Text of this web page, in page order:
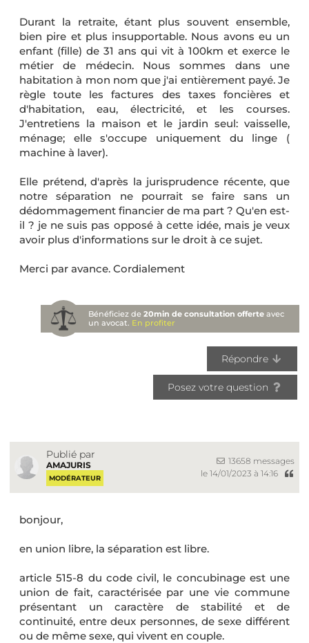
Durant la retraite, étant plus souvent ensemble,
bien pire et plus insupportable. Nous avons eu un
enfant (fille) de 31 ans qui vit à 100km et exerce le
métier de médecin. Nous sommes dans une
habitation à mon nom que j'ai entièrement payé. Je
règle toute les factures des taxes foncières et
d'habitation, eau, électricité, et les courses.
J'entretiens la maison et le jardin seul: vaisselle,
ménage; elle s'occupe uniquement du linge (
machine à laver).
Elle prétend, d'après la jurisprudence récente, que
notre séparation ne pourrait se faire sans un
dédommagement financier de ma part ? Qu'en est-
il ? je ne suis pas opposé à cette idée, mais je veux
avoir plus d'informations sur le droit à ce sujet.
Merci par avance. Cordialement
Bénéficiez de20min de consultation offerte avec
un avocat. En profiter
Répondre
Posez votre question
Publié par
AMAJURIS
MODÉRATEUR
13658 messages
le 14/01/2023 à 14:16
bonjour,
en union libre, la séparation est libre.
article 515-8 du code civil, le concubinage est une
union de fait, caractérisée par une vie commune
présentant un caractère de stabilité et de
continuité, entre deux personnes, de sexe différent
ou de même sexe, qui vivent en couple.